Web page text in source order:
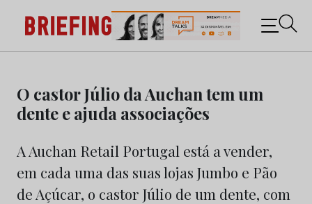
content
Briefing: Todas as notícias sobre os negócios do
Marketing e da Publicidade
O castor Júlio da Auchan tem um
dente e ajuda associações
A Auchan Retail Portugal está a vender,
em cada uma das suas lojas Jumbo e Pão
de Açúcar, o castor Júlio de um dente, com